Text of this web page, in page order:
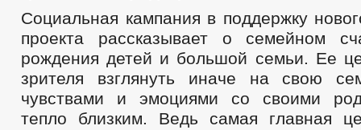
Социальная кампания в поддержку
проекта рассказывает о семейном
рождения детей и большой семьи. Ее
зрителя взглянуть иначе на свою
чувствами и эмоциями со своими
тепло близким. Ведь самая главная